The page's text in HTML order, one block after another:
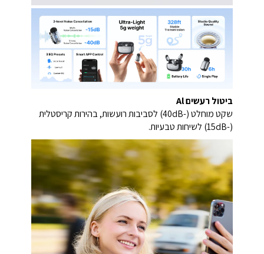
ביטול רעשים Al
שקט מוחלט (-40dB) לסביבות רועשות, בהירות קריסטלית
(-15dB) לשיחות טבעיות.